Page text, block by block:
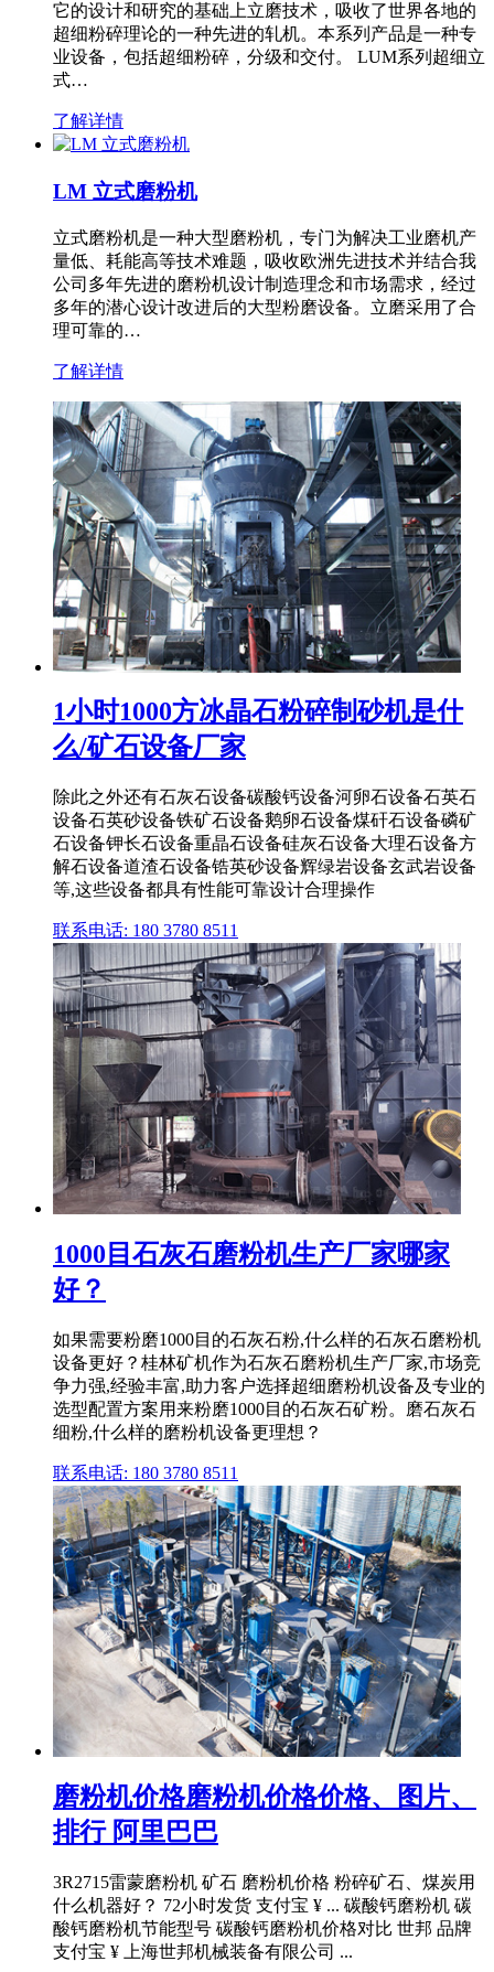
它的设计和研究的基础上立磨技术，吸收了世界各地的
超细粉碎理论的一种先进的轧机。本系列产品是一种专
业设备，包括超细粉碎，分级和交付。 LUM系列超细立
式…
了解详情
LM 立式磨粉机
立式磨粉机是一种大型磨粉机，专门为解决工业磨机产
量低、耗能高等技术难题，吸收欧洲先进技术并结合我
公司多年先进的磨粉机设计制造理念和市场需求，经过
多年的潜心设计改进后的大型粉磨设备。立磨采用了合
理可靠的…
了解详情
1小时1000方冰晶石粉碎制砂机是什
么/矿石设备厂家
除此之外还有石灰石设备碳酸钙设备河卵石设备石英石
设备石英砂设备铁矿石设备鹅卵石设备煤矸石设备磷矿
石设备钾长石设备重晶石设备硅灰石设备大理石设备方
解石设备道渣石设备锆英砂设备辉绿岩设备玄武岩设备
等,这些设备都具有性能可靠设计合理操作
联系电话: 180 3780 8511
1000目石灰石磨粉机生产厂家哪家
好？
如果需要粉磨1000目的石灰石粉,什么样的石灰石磨粉机
设备更好？桂林矿机作为石灰石磨粉机生产厂家,市场竞
争力强,经验丰富,助力客户选择超细磨粉机设备及专业的
选型配置方案用来粉磨1000目的石灰石矿粉。磨石灰石
细粉,什么样的磨粉机设备更理想？
联系电话: 180 3780 8511
磨粉机价格磨粉机价格价格、图片、
排行 阿里巴巴
3R2715雷蒙磨粉机 矿石 磨粉机价格 粉碎矿石、煤炭用
什么机器好？ 72小时发货 支付宝 ¥ ... 碳酸钙磨粉机 碳
酸钙磨粉机节能型号 碳酸钙磨粉机价格对比 世邦 品牌
支付宝 ¥ 上海世邦机械装备有限公司 ...